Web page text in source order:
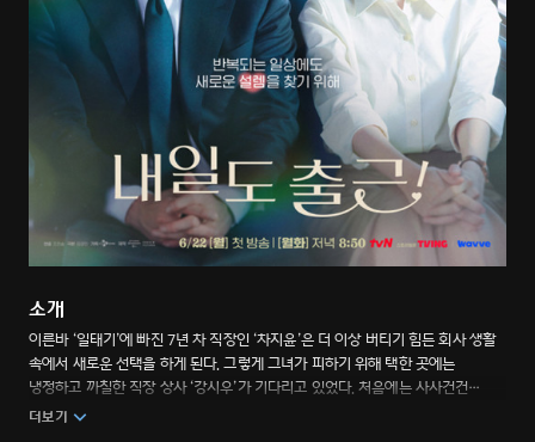
소개
이른바 ‘일태기’에 빠진 7년 차 직장인 ‘차지윤’은 더 이상 버티기 힘든 회사 생활
속에서 새로운 선택을 하게 된다. 그렇게 그녀가 피하기 위해 택한 곳에는
냉정하고 까칠한 직장 상사 ‘강시우’가 기다리고 있었다. 처음에는 사사건건
부딪히지만, 함께 프로젝트를 수행하고 직장 생활의 고비를 헤쳐 나가면서 두
더보기